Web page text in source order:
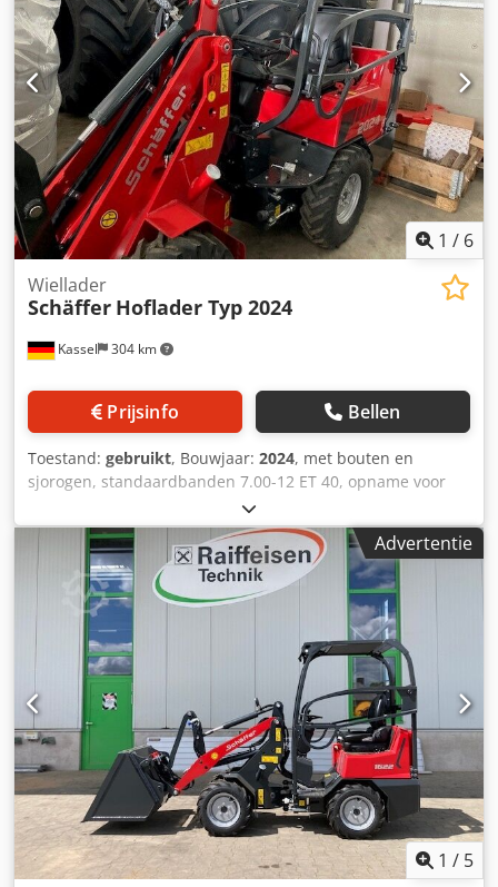
1 / 6
Kassel 304 km
Wiellader
Schäffer Hoflader Typ 2024
Prijsinfo Bellen
Toestand: gebruikt, Bouwjaar: 2024, met bouten en
sjorogen, standaardbanden 7.00-12 ET 40, opname voor
Hoflader-WS SWH / type SWH, hydraulische vergrendeling
dubbelwerkend met ROPS-veiligheidsdak, Kubota
dieselmotor / D1105, hydraulische werktuigvergrendeling,
contragewicht 73 kg, LED werklamp / achteraan
Chedpfxetpgr Ij Ab Aja
Advertentie
1 / 5